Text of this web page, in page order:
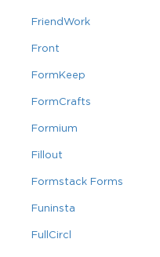
FriendWork
Front
FormKeep
FormCrafts
Formium
Fillout
Formstack Forms
Funinsta
FullCircl